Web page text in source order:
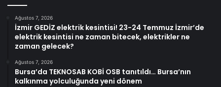
Ağustos 7, 2026
İzmir GEDİZ elektrik kesintisi! 23-24 Temmuz İzmir’de
elektrik kesintisi ne zaman bitecek, elektrikler ne
zaman gelecek?
Ağustos 7, 2026
Bursa’da TEKNOSAB KOBİ OSB tanıtıldı… Bursa’nın
kalkınma yolculuğunda yeni dönem